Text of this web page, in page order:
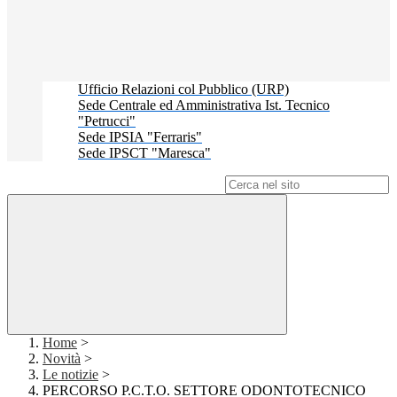
Ufficio Relazioni col Pubblico (URP)
Sede Centrale ed Amministrativa Ist. Tecnico
"Petrucci"
Sede IPSIA "Ferraris"
Sede IPSCT "Maresca"
Home >
Novità >
Le notizie >
PERCORSO P.C.T.O. SETTORE ODONTOTECNICO